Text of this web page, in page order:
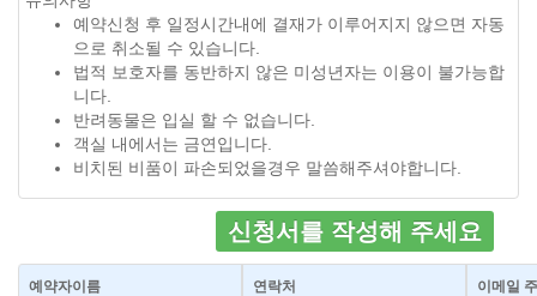
예약신청 후 일정시간내에 결재가 이루어지지 않으면 자동
으로 취소될 수 있습니다.
법적 보호자를 동반하지 않은 미성년자는 이용이 불가능합
니다.
반려동물은 입실 할 수 없습니다.
객실 내에서는 금연입니다.
비치된 비품이 파손되었을경우 말씀해주셔야합니다.
신청서를 작성해 주세요
예약자이름 연락처 이메일